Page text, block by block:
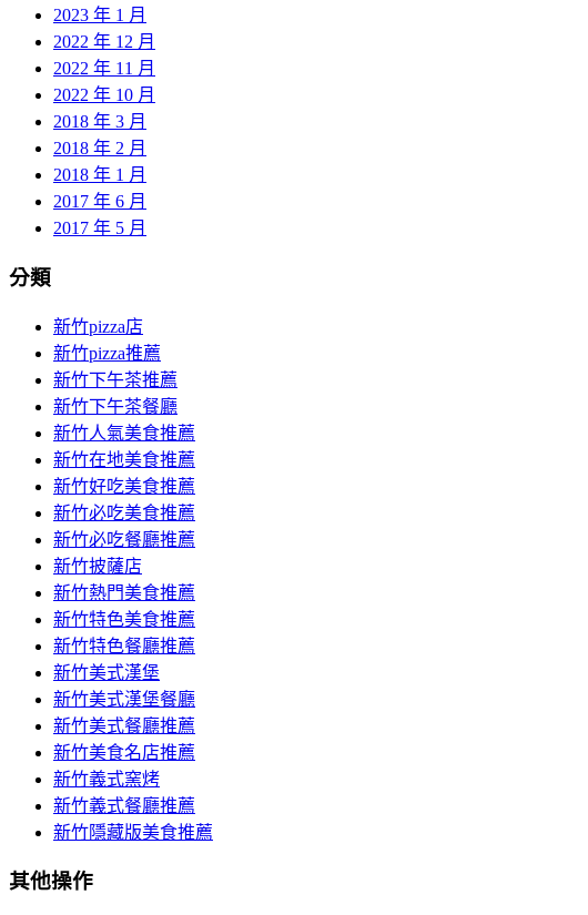
2023 年 1 月
2022 年 12 月
2022 年 11 月
2022 年 10 月
2018 年 3 月
2018 年 2 月
2018 年 1 月
2017 年 6 月
2017 年 5 月
分類
新竹pizza店
新竹pizza推薦
新竹下午茶推薦
新竹下午茶餐廳
新竹人氣美食推薦
新竹在地美食推薦
新竹好吃美食推薦
新竹必吃美食推薦
新竹必吃餐廳推薦
新竹披薩店
新竹熱門美食推薦
新竹特色美食推薦
新竹特色餐廳推薦
新竹美式漢堡
新竹美式漢堡餐廳
新竹美式餐廳推薦
新竹美食名店推薦
新竹義式窯烤
新竹義式餐廳推薦
新竹隱藏版美食推薦
其他操作